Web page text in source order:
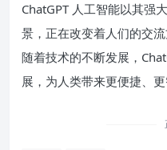
ChatGPT 人工智能以其强
景，正在改变着人们的交
随着技术的不断发展，
展，为人类带来更便捷、更